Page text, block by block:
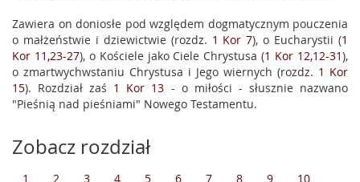
Zawiera on doniosłe pod względem dogmatycznym pouczenia
o małżeństwie i dziewictwie (rozdz. 1 Kor 7), o Eucharystii (1
Kor 11,23-27), o Kościele jako Ciele Chrystusa (1 Kor 12,12-31),
o zmartwychwstaniu Chrystusa i Jego wiernych (rozdz. 1 Kor
15). Rozdział zaś 1 Kor 13 - o miłości - słusznie nazwano
"Pieśnią nad pieśniami" Nowego Testamentu.
Zobacz rozdział
1 2 3 4 5 6 7 8 9
10